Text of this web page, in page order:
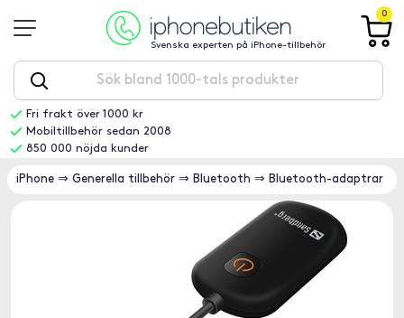
Svenska experten på iPhone-tillbehör
0
Fri frakt över 1000 kr
Mobiltillbehör sedan 2008
850 000 nöjda kunder
iPhone ⇒ Generella tillbehör ⇒ Bluetooth ⇒ Bluetooth-adaptrar